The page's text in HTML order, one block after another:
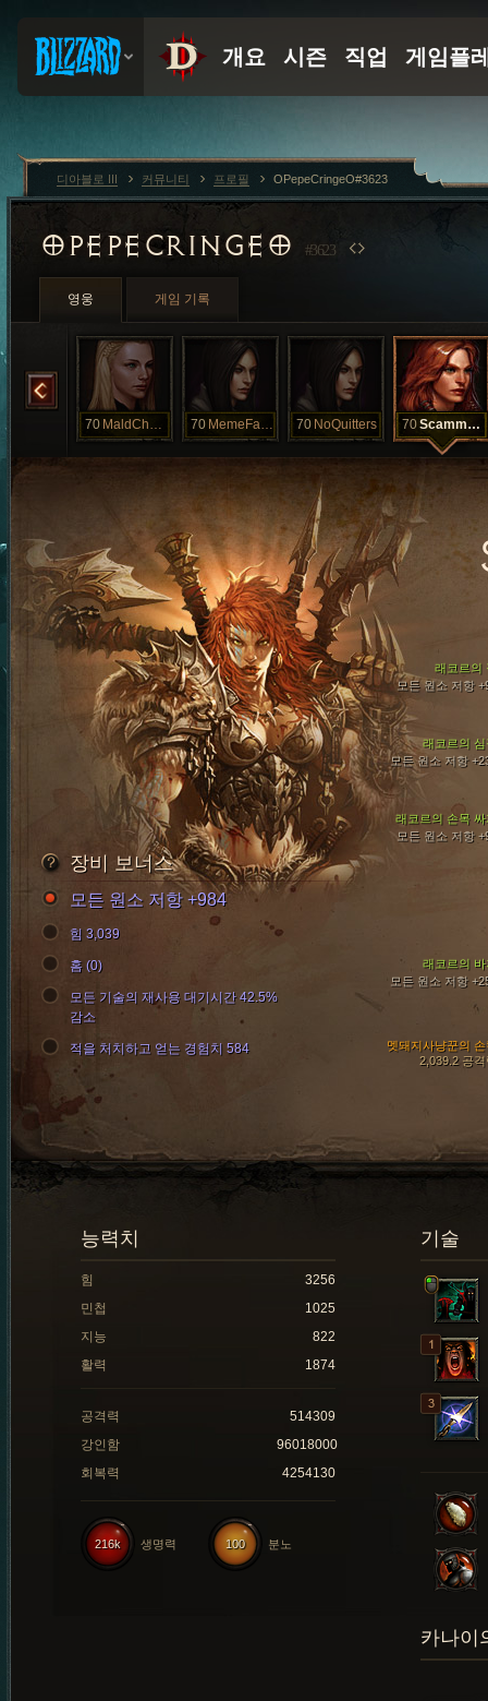
OPEPECRINGEO #3623
영웅 게임 기록
70 MaldChamp 70 MemeFarmer 70 NoQuitters 70 ScammedAgain
래코르의 심
모든 원소 저항
래코르의 손목 싸
모든 원소 저항
래코르의
모든 원소 저항
래코르의 바
모든 원소 저항
멧돼지사냥꾼의 손
2,039.2 공격
장비 보너스
모든 원소 저항 +984
힘 3,039
홈 (0)
모든 기술의 재사용 대기시간 42.5%
감소
적을 처치하고 얻는 경험치 584
기술
능력치
힘
3256
민첩
1025
지능
822
활력
1874
공격력
514309
강인함
96018000
회복력
4254130
100 분노
216k 생명력
카나이
디아블로 III 커뮤니티 프로필 OPepeCringeO#3623